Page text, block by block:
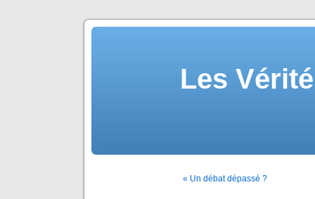
Les
« Un débat dépassé ?